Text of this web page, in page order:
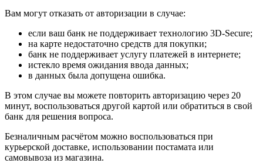
Вам могут отказать от авторизации в случае:
если ваш банк не поддерживает технологию 3D-Secure;
на карте недостаточно средств для покупки;
банк не поддерживает услугу платежей в интернете;
истекло время ожидания ввода данных;
в данных была допущена ошибка.
В этом случае вы можете повторить авторизацию через 20
минут, воспользоваться другой картой или обратиться в свой
банк для решения вопроса.
Безналичным расчётом можно воспользоваться при
курьерской доставке, использовании постамата или
самовывоза из магазина.